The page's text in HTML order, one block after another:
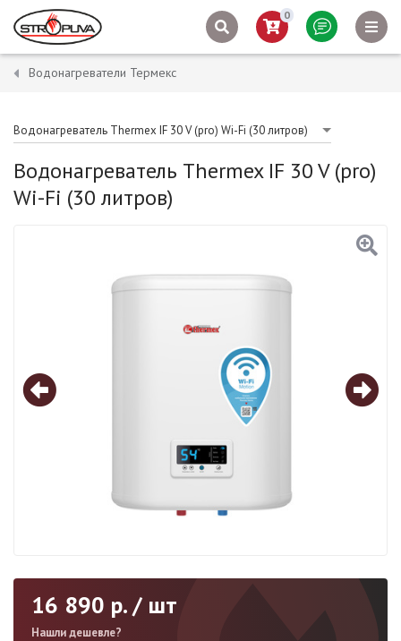
0
Водонагреватели Термекс
Водонагреватель Thermex IF 30 V (pro) Wi-Fi (30 литров)
Водонагреватель Thermex IF 30 V (pro)
Wi-Fi (30 литров)
16 890 р. / шт
Нашли дешевле?